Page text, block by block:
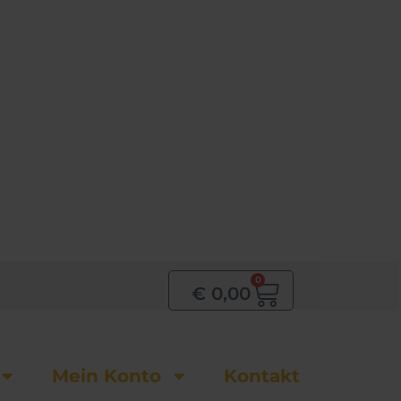
€ 0,00
0
Mein Konto Kontakt